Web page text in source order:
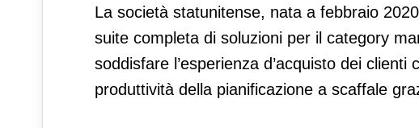
La società statunitense, nata a febbraio
suite completa di soluzioni per il category
soddisfare l’esperienza d’acquisto dei
produttività della pianificazione a scaffale